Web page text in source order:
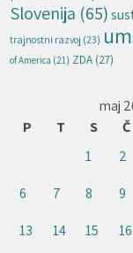
Slovenija (65)
trajnostni razvoj (23)
of America (21) ZDA (27)
maj
P
T S Č
1
2
6
7 8 9
13
14 15 16